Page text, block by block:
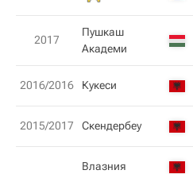
2017
Пушкаш
Академи
2016/2016 Кукеси
2015/2017 Скендербеу
Влазния